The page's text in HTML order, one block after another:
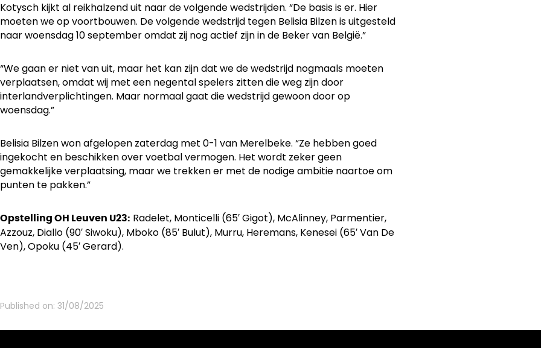
Kotysch kijkt al reikhalzend uit naar de volgende wedstrijden. “De basis is er. Hier
moeten we op voortbouwen. De volgende wedstrijd tegen Belisia Bilzen is uitgesteld
naar woensdag 10 september omdat zij nog actief zijn in de Beker van België.”
“We gaan er niet van uit, maar het kan zijn dat we de wedstrijd nogmaals moeten
verplaatsen, omdat wij met een negental spelers zitten die weg zijn door
interlandverplichtingen. Maar normaal gaat die wedstrijd gewoon door op
woensdag.”
Belisia Bilzen won afgelopen zaterdag met 0-1 van Merelbeke. “Ze hebben goed
ingekocht en beschikken over voetbal vermogen. Het wordt zeker geen
gemakkelijke verplaatsing, maar we trekken er met de nodige ambitie naartoe om
punten te pakken.”
Opstelling OH Leuven U23: Radelet, Monticelli (65′ Gigot), McAlinney, Parmentier,
Azzouz, Diallo (90′ Siwoku), Mboko (85′ Bulut), Murru, Heremans, Kenesei (65′ Van De
Ven), Opoku (45′ Gerard).
Published on: 31/08/2025